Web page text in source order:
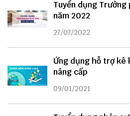
Tuyển dụng
năm 2022
27/07/2022
Ứng dụng hỗ trợ kê
nâng cấp
09/01/2021